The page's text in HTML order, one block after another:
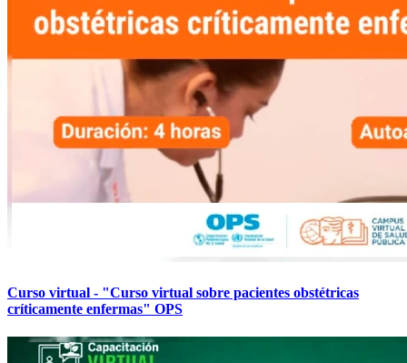
Curso virtual - "Curso virtual sobre pacientes obstétricas
críticamente enfermas" OPS